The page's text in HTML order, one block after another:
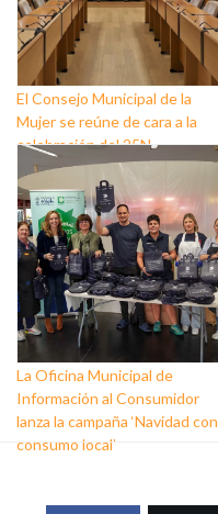
El Consejo Municipal de la
Mujer se reúne de cara a la
celebración del 25N
La Oficina Municipal de
Información al Consumidor
lanza la campaña ‘Navidad con
consumo local’